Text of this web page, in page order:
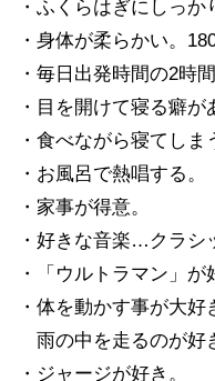
・ふくらはぎにしっか
・身体が柔らかい。
・毎日出発時間の2時
・目を開けて寝る癖が
・食べながら寝てしま
・お風呂で熱唱する。
・家事が得意。
・好きな音楽…クラシ
・「ウルトラマン」が
・体を動かす事が大好
雨の中を走るのが好
・ジャージが好き。